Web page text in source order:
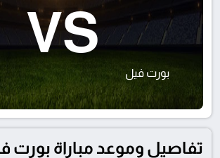
بورت فيل
VS
تفاصيل وموعد مباراة بورت